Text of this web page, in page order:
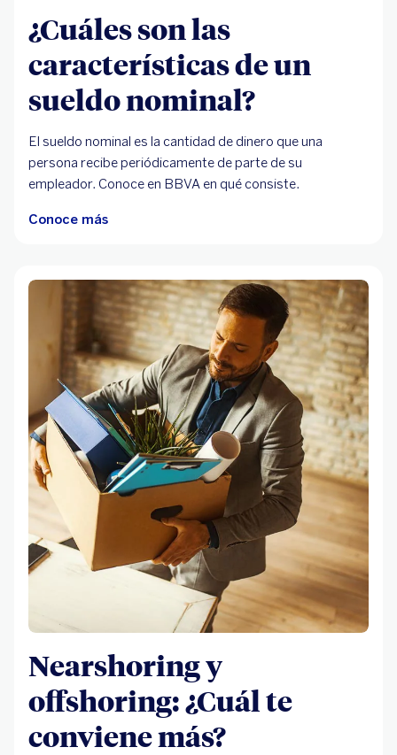
¿Cuáles son las
características de un
sueldo nominal?
El sueldo nominal es la cantidad de dinero que una
persona recibe periódicamente de parte de su
empleador. Conoce en BBVA en qué consiste.
Conoce más
Nearshoring y
offshoring: ¿Cuál te
conviene más?